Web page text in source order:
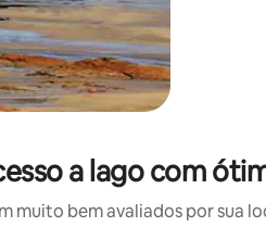
a lago com
muito bem avaliados por sua